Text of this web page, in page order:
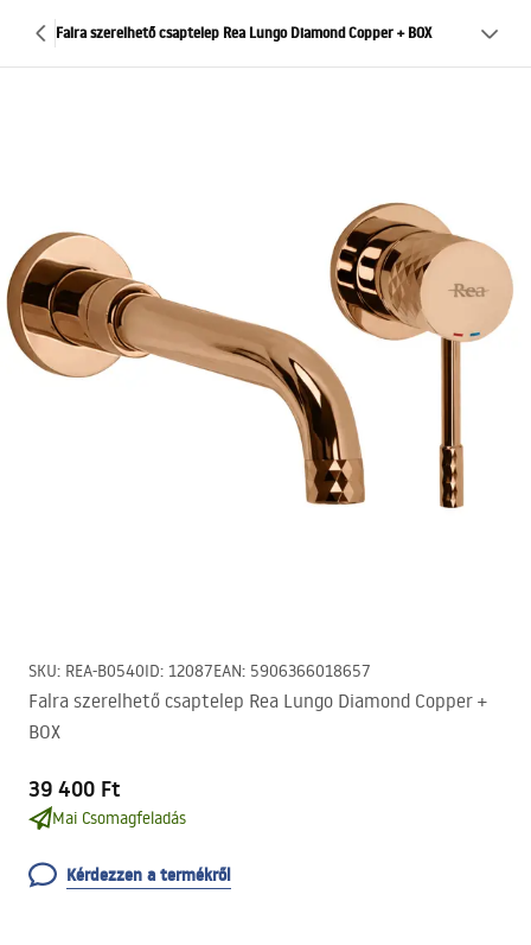
Falra szerelhető csaptelep Rea Lungo Diamond Copper + BOX
SKU: REA-B0540ID: 12087EAN: 5906366018657
Falra szerelhető csaptelep Rea Lungo Diamond Copper +
BOX
39 400 Ft
Mai Csomagfeladás
Kérdezzen a termékről